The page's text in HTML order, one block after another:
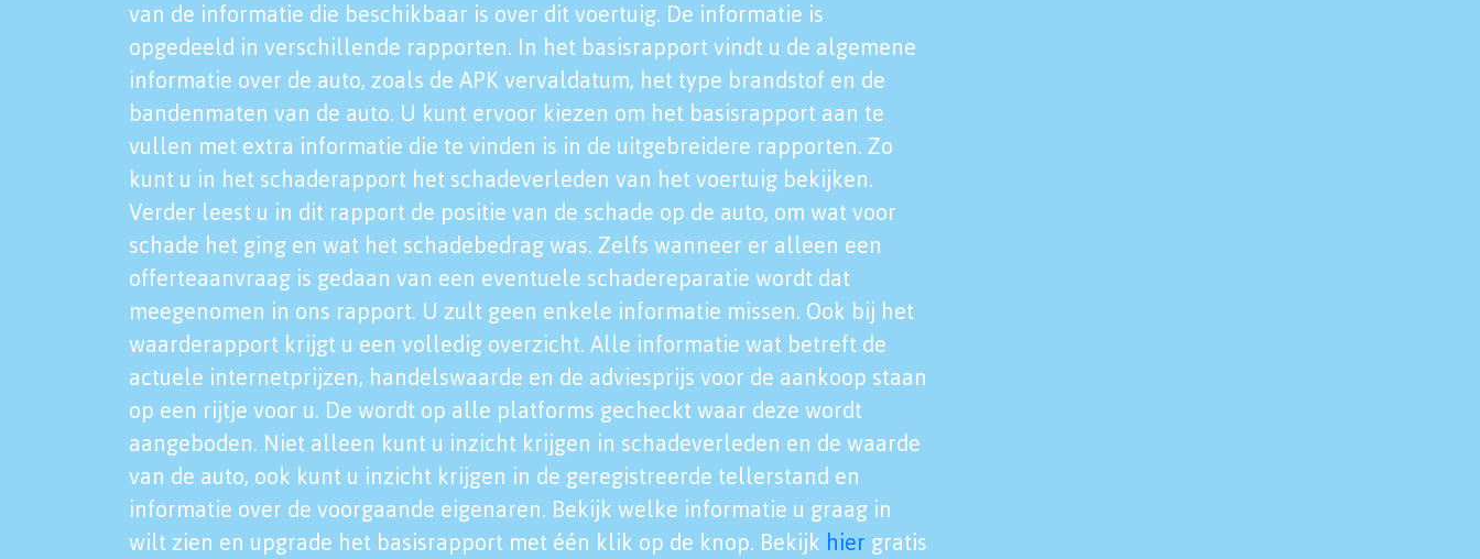
van de informatie die beschikbaar is over dit voertuig. De informatie is
opgedeeld in verschillende rapporten. In het basisrapport vindt u de algemene
informatie over de auto, zoals de APK vervaldatum, het type brandstof en de
bandenmaten van de auto. U kunt ervoor kiezen om het basisrapport aan te
vullen met extra informatie die te vinden is in de uitgebreidere rapporten. Zo
kunt u in het schaderapport het schadeverleden van het voertuig bekijken.
Verder leest u in dit rapport de positie van de schade op de auto, om wat voor
schade het ging en wat het schadebedrag was. Zelfs wanneer er alleen een
offerteaanvraag is gedaan van een eventuele schadereparatie wordt dat
meegenomen in ons rapport. U zult geen enkele informatie missen. Ook bij het
waarderapport krijgt u een volledig overzicht. Alle informatie wat betreft de
actuele internetprijzen, handelswaarde en de adviesprijs voor de aankoop staan
op een rijtje voor u. De wordt op alle platforms gecheckt waar deze wordt
aangeboden. Niet alleen kunt u inzicht krijgen in schadeverleden en de waarde
van de auto, ook kunt u inzicht krijgen in de geregistreerde tellerstand en
informatie over de voorgaande eigenaren. Bekijk welke informatie u graag in
wilt zien en upgrade het basisrapport met één klik op de knop. Bekijk hier gratis